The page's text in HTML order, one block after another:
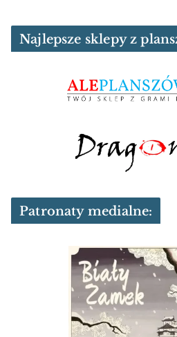
Najlepsze sklepy z
Patronaty medialne: